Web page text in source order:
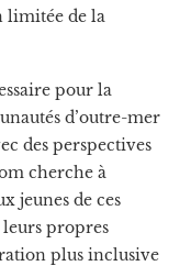
limitée de la
pour la
d’outre-mer
des perspectives
cherche à
jeunes de ces
propres
plus inclusive